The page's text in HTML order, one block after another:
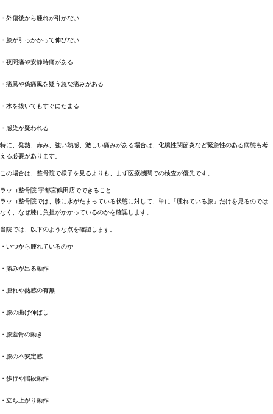
・外傷後から腫れが引かない
・膝が引っかかって伸びない
・夜間痛や安静時痛がある
・痛風や偽痛風を疑う急な痛みがある
・水を抜いてもすぐにたまる
・感染が疑われる
特に、発熱、赤み、強い熱感、激しい痛みがある場合は、化膿性関節炎など緊急性のある病態も考
える必要があります。
この場合は、整骨院で様子を見るよりも、まず医療機関での検査が優先です。
ラッコ整骨院 宇都宮鶴田店でできること
ラッコ整骨院では、膝に水がたまっている状態に対して、単に「腫れている膝」だけを見るのでは
なく、なぜ膝に負担がかかっているのかを確認します。
当院では、以下のような点を確認します。
・いつから腫れているのか
・痛みが出る動作
・腫れや熱感の有無
・膝の曲げ伸ばし
・膝蓋骨の動き
・膝の不安定感
・歩行や階段動作
・立ち上がり動作